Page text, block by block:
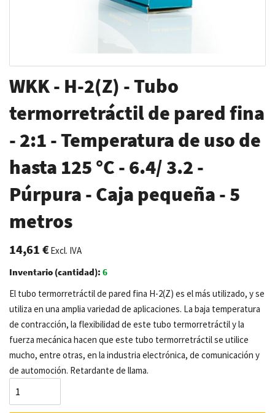
al
comienzo
de
galería
de
WKK - H-2(Z) - Tubo
termorretráctil de pared fina
- 2:1 - Temperatura de uso de
hasta 125 °C - 6.4/ 3.2 -
Púrpura - Caja pequeña - 5
metros
14,61 €Excl. IVA
Inventario (cantidad): 6
El tubo termorretráctil de pared fina H-2(Z) es el más utilizado, y se
utiliza en una amplia variedad de aplicaciones. La baja temperatura
de contracción, la flexibilidad de este tubo termorretráctil y la
fuerza mecánica hacen que este tubo termorretráctil se utilice
mucho, entre otras, en la industria electrónica, de comunicación y
de automoción. Retardante de llama.